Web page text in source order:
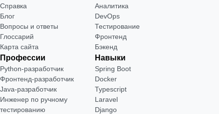
Справка
Блог
Вопросы и ответы
Глоссарий
Карта сайта
Аналитика
DevOps
Тестирование
Фронтенд
Бэкенд
Профессии
Python-разработчик
Фронтенд-разработчик
Java-разработчик
Инженер по ручному
тестированию
Навыки
Spring Boot
Docker
Typescript
Laravel
Django